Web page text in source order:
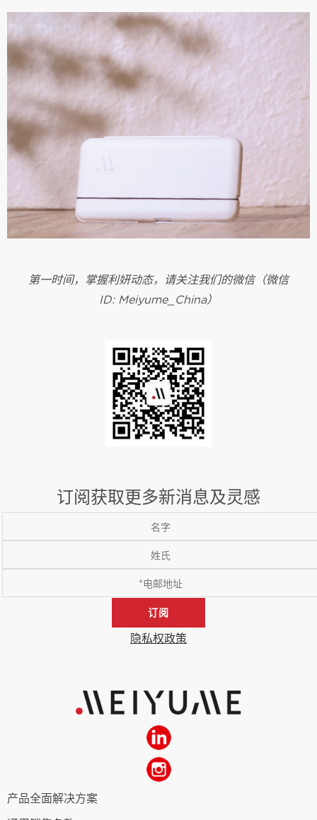
第一时间，掌握利妍动态，请关注我们的微信（微信
ID: Meiyume_China）
订阅获取更多新消息及灵感
订阅
隐私权政策
产品全面解决方案